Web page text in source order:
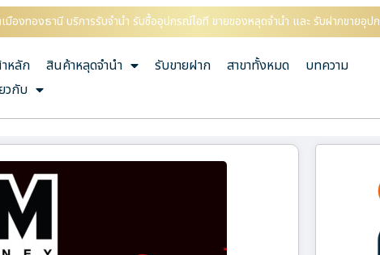
มืองทองธานี บริการรับจำนำ รับซื้ออุปกรณ์ไอที ขายของหลุดจำนำ และ รับฝากขายอุป
หลัก สินค้าหลุดจำนำ รับขายฝาก สาขาทั้งหมด
บทความ
วกับ